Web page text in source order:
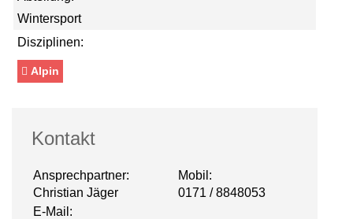
Wintersport
Disziplinen:
Alpin
Kontakt
Ansprechpartner:
Christian Jäger
E-Mail:
Mobil:
0171 / 8848053